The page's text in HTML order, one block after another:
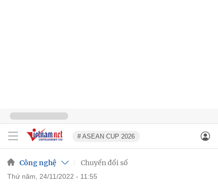
# ASEAN CUP 2026
Công nghệ Chuyển đổi số
thứ năm, 24/11/2022 - 11:55